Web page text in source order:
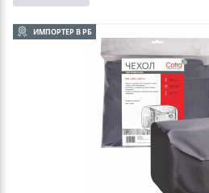
ИМПОРТЕР В РБ